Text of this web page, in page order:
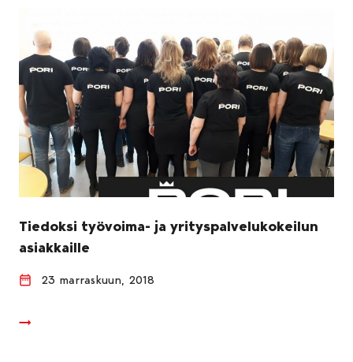
Tiedoksi työvoima- ja yrityspalvelukokeilun
asiakkaille
23 marraskuun, 2018